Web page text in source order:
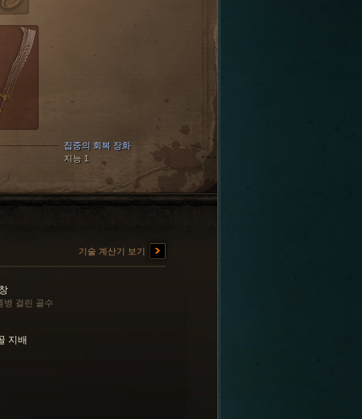
집중의 회복 장화
지능 1
기술 계산기 보기
병 걸린 골수
지배